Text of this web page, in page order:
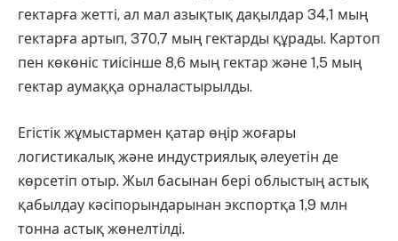
гектарға жетті, ал мал азықтық дақылдар 34,1 мың
гектарға артып, 370,7 мың гектарды құрады. Картоп
пен көкөніс тиісінше 8,6 мың гектар және 1,5 мың
гектар аумаққа орналастырылды.
Егістік жұмыстармен қатар өңір жоғары
логистикалық және индустриялық әлеуетін де
көрсетіп отыр. Жыл басынан бері облыстың астық
қабылдау кәсіпорындарынан экспортқа 1,9 млн
тонна астық жөнелтілді.